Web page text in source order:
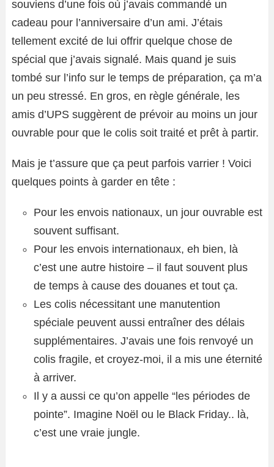
souviens d’une fois où j’avais commandé un
cadeau pour l’anniversaire d’un ami. J’étais
tellement excité de lui offrir quelque chose de
spécial que j’avais signalé. Mais quand je suis
tombé sur l’info sur le temps de préparation, ça m’a
un peu stressé. En gros, en règle générale, les
amis d’UPS suggèrent de prévoir au moins un jour
ouvrable pour que le colis soit traité et prêt à partir.
Mais je t’assure que ça peut parfois varrier ! Voici
quelques points à garder en tête :
Pour les envois nationaux, un jour ouvrable est
souvent suffisant.
Pour les envois internationaux, eh bien, là
c’est une autre histoire – il faut souvent plus
de temps à cause des douanes et tout ça.
Les colis nécessitant une manutention
spéciale peuvent aussi entraîner des délais
supplémentaires. J’avais une fois renvoyé un
colis fragile, et croyez-moi, il a mis une éternité
à arriver.
Il y a aussi ce qu’on appelle “les périodes de
pointe”. Imagine Noël ou le Black Friday.. là,
c’est une vraie jungle.